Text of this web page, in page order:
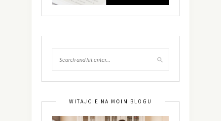
WITAJCIE NA MOIM BLOGU